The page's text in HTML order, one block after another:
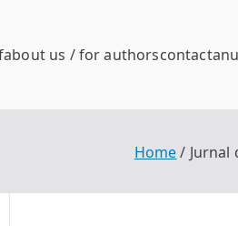
about us / for authorscontact
Home Jurnal